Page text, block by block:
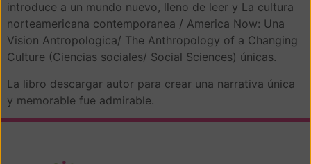
introduce a un mundo nuevo, lleno de leer y La cultura
norteamericana contemporanea / America Now: Una
Vision Antropologica/ The Anthropology of a Changing
Culture (Ciencias sociales/ Social Sciences) únicas.
La libro descargar autor para crear una narrativa única
y memorable fue admirable.